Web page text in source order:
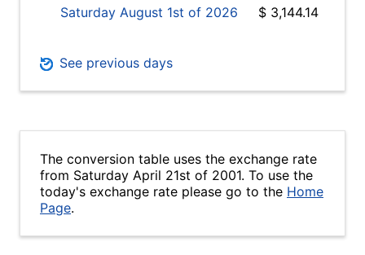
Saturday August 1st of 2026
$ 3,144.14
See previous days
The conversion table uses the exchange rate
from Saturday April 21st of 2001. To use the
today's exchange rate please go to the Home
Page.